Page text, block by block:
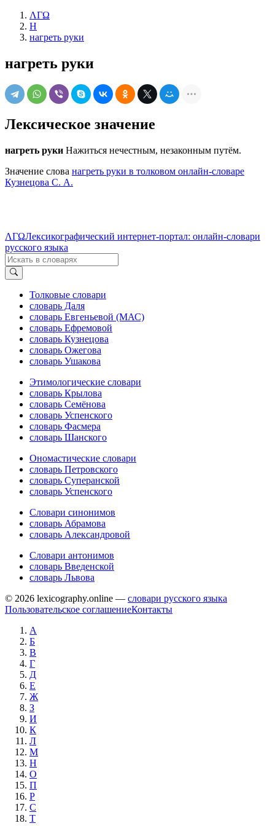
ΛΓΩ
Н
нагреть руки
нагреть руки
Лексическое значение
нагреть руки Нажиться нечестным, незаконным путём.
Значение слова нагреть руки в толковом онлайн-словаре
Кузнецова С. А.
ΛΓΩЛексикографический интернет-портал: онлайн-словари
русского языка
Толковые словари
словарь Даля
словарь Евгеньевой (МАС)
словарь Ефремовой
словарь Кузнецова
словарь Ожегова
словарь Ушакова
Этимологические словари
словарь Крылова
словарь Семёнова
словарь Успенского
словарь Фасмера
словарь Шанского
Ономастические словари
словарь Петровского
словарь Суперанской
словарь Успенского
Словари синонимов
словарь Абрамова
словарь Александровой
Словари антонимов
словарь Введенской
словарь Львова
© 2026 lexicography.online — словари русского языка
Пользовательское соглашениеКонтакты
А
Б
В
Г
Д
Е
Ж
З
И
К
Л
М
Н
О
П
Р
С
Т